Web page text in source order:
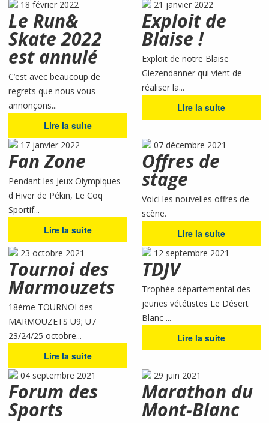
18 février 2022
Le Run&
Skate 2022
est annulé
C’est avec beaucoup de
regrets que nous vous
annonçons...
Lire la suite
21 janvier 2022
Exploit de
Blaise !
Exploit de notre Blaise
Giezendanner qui vient de
réaliser la...
Lire la suite
17 janvier 2022
Fan Zone
Pendant les Jeux Olympiques
d'Hiver de Pékin, Le Coq
Sportif...
Lire la suite
07 décembre 2021
Offres de
stage
Voici les nouvelles offres de
scène.
Lire la suite
23 octobre 2021
Tournoi des
Marmouzets
18ème TOURNOI des
MARMOUZETS U9; U7
23/24/25 octobre...
Lire la suite
12 septembre 2021
TDJV
Trophée départemental des
jeunes vététistes Le Désert
Blanc ...
Lire la suite
04 septembre 2021
Forum des
Sports
29 juin 2021
Marathon du
Mont-Blanc